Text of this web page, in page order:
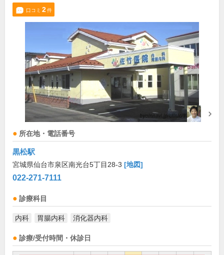
口コミ 2件
所在地・電話番号
黒松駅
宮城県仙台市泉区南光台5丁目28-3 [地図]
022-271-7111
診療科目
内科 胃腸内科 消化器内科
診療/受付時間・休診日